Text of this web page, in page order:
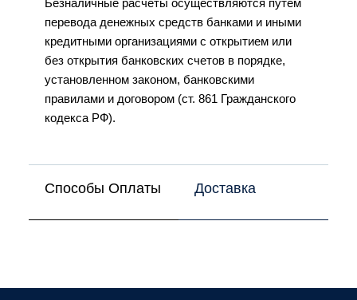
Безналичные расчеты осуществляются путем
перевода денежных средств банками и иными
кредитными организациями с открытием или
без открытия банковских счетов в порядке,
установленном законом, банковскими
правилами и договором (ст. 861 Гражданского
кодекса РФ).
Способы Оплаты Доставка